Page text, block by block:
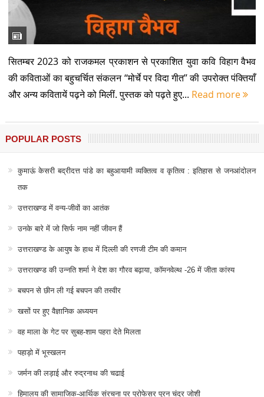
सितम्बर 2023 को राजकमल प्रकाशन से प्रकाशित युवा कवि विहाग वैभव
की कविताओं का बहुचर्चित संकलन ‘‘मोर्चे पर विदा गीत’’ की उपरोक्त पंक्तियाँ
और अन्य कवितायें पढ़ने को मिलीं. पुस्तक को पढ़ते हुए... Read more
POPULAR POSTS
कुमाऊं केसरी बद्रीदत्त पांडे का बहुआयामी व्यक्तित्व व कृतित्व : इतिहास से जनआंदोलन
तक
उत्तराखण्ड में वन्य-जीवों का आतंक
उनके बारे में जो सिर्फ नाम नहीं जीवन हैं
उत्तराखण्ड के आयुष के हाथ में दिल्ली की रणजी टीम की कमान
उत्तराखण्ड की उन्नति शर्मा ने देश का गौरव बढ़ाया, कॉमनवेल्थ -26 में जीता कांस्य
बचपन से छीन ली गई बचपन की तस्वीर
खसों पर हुए वैज्ञानिक अध्ययन
वह माला के गेट पर सुबह-शाम पहरा देते मिलता
पहाड़ो में भूस्खलन
जर्मन की लड़ाई और रुद्रनाथ की चढाई
हिमालय की सामाजिक-आर्थिक संरचना पर प्रोफेसर पूरन चंद्र जोशी